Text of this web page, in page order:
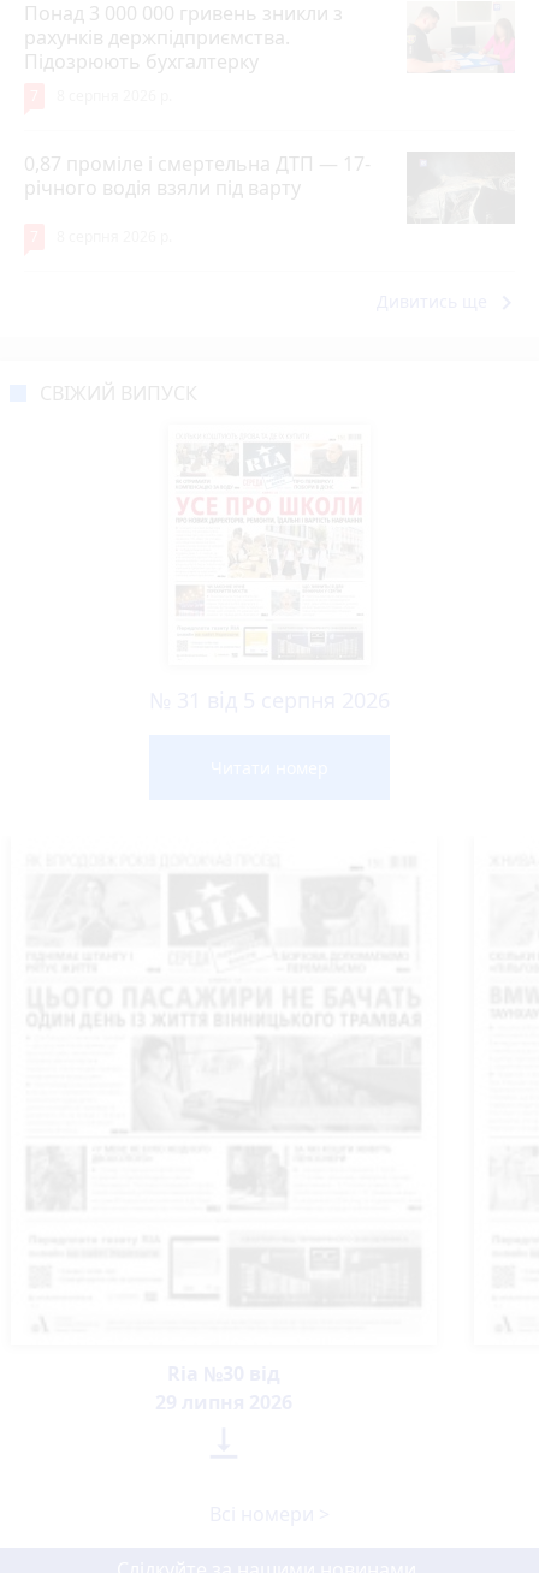
Понад 3 000 000 гривень зникли з
рахунків держпідприємства.
Підозрюють бухгалтерку
0,87 проміле і смертельна ДТП — 17-
річного водія взяли під варту